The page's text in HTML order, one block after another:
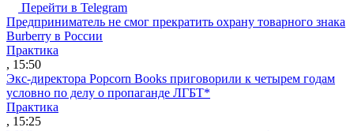
Перейти в Telegram
Предприниматель не смог прекратить охрану товарного знака
Burberry в России
Практика
, 15:50
Экс-директора Popcorn Books приговорили к четырем годам
условно по делу о пропаганде ЛГБТ*
Практика
, 15:25